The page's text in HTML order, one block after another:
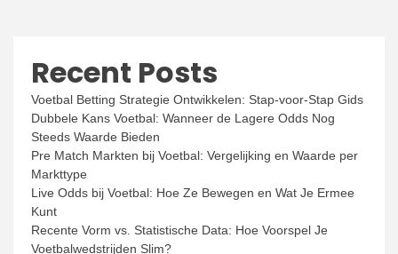
Recent Posts
Voetbal Betting Strategie Ontwikkelen: Stap-voor-Stap Gids
Dubbele Kans Voetbal: Wanneer de Lagere Odds Nog
Steeds Waarde Bieden
Pre Match Markten bij Voetbal: Vergelijking en Waarde per
Markttype
Live Odds bij Voetbal: Hoe Ze Bewegen en Wat Je Ermee
Kunt
Recente Vorm vs. Statistische Data: Hoe Voorspel Je
Voetbalwedstrijden Slim?